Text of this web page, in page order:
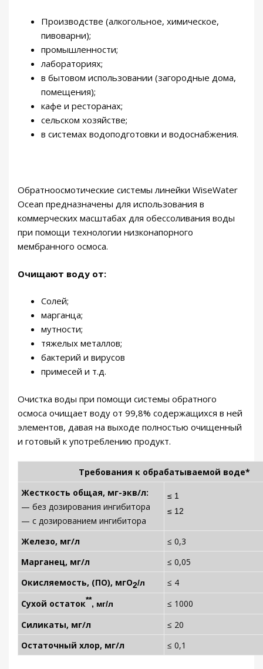
n
W
Производстве (алкогольное, химическое,
пивоварни);
промышленности;
лабораториях;
в бытовом использовании (загородные дома,
помещения);
кафе и ресторанах;
сельском хозяйстве;
в системах водоподготовки и водоснабжения.
Обратноосмотические системы линейки WiseWater
Ocean предназначены для использования в
коммерческих масштабах для обессоливания воды
при помощи технологии низконапорного
мембранного осмоса.
Очищают воду от:
Солей;
марганца;
мутности;
тяжелых металлов;
бактерий и вирусов
примесей и т.д.
Очистка воды при помощи системы обратного
осмоса очищает воду от 99,8% содержащихся в ней
элементов, давая на выходе полностью очищенный
и готовый к употреблению продукт.
Требования к обрабатываемой воде*
Жесткость общая, мг-экв/л:
— без дозирования ингибитора
— с дозированием ингибитора
≤ 1
≤ 12
Железо, мг/л
≤ 0,3
Марганец, мг/л
≤ 0,05
Окисляемость, (ПО), мгО2/л
≤ 4
Сухой остаток**, мг/л
≤ 1000
Силикаты, мг/л
≤ 20
Остаточный хлор, мг/л
≤ 0,1